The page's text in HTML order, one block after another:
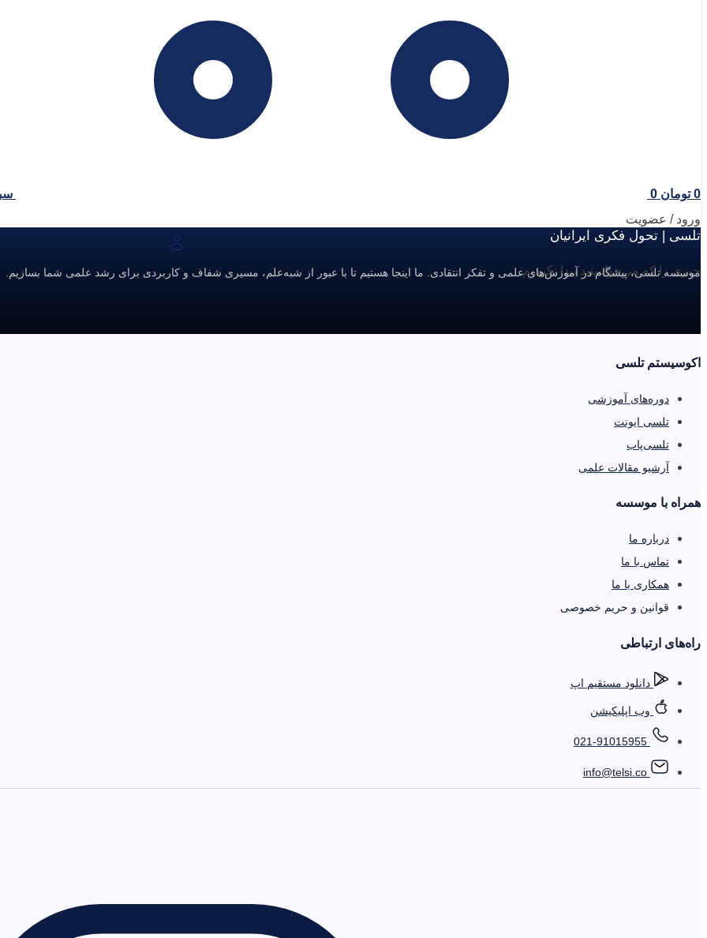
0 تومان 0
ورود / عضویت
چیزی را که می‌خواستید پیدا نکردیم.
تلسی | تحول فکری ایرانیان
موسسه تلسی، پیشگام در آموزش‌های علمی و تفکر انتقادی. ما اینجا هستیم تا با عبور از شبه‌علم، مسیری شفاف و کاربردی برای رشد علمی شما بسازیم.
اکوسیستم تلسی
دوره‌های آموزشی
تلسی ایونت
تلسی‌پاب
آرشیو مقالات علمی
همراه با موسسه
درباره ما
تماس با ما
همکاری با ما
قوانین و حریم خصوصی
را‌ه‌های ارتباطی
دانلود مستقیم اپ
وب اپلیکیشن
021-91015955
info@telsi.co